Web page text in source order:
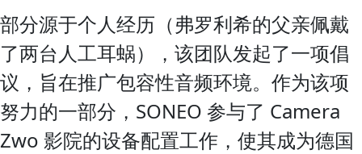
部分源于个人经历（弗罗利希的父亲佩戴
了两台人工耳蜗），该团队发起了一项倡
议，旨在推广包容性音频环境。作为该项
努力的一部分，SONEO 参与了 Camera
Zwo 影院的设备配置工作，使其成为德国